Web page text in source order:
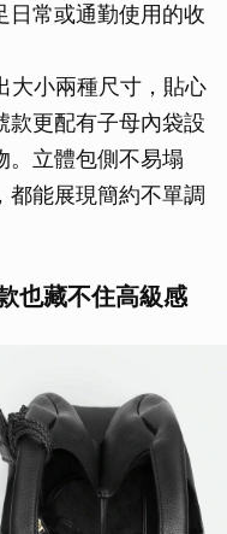
日常或通勤使用的收
大小兩種尺寸，貼心
款更配有子母內袋設
。立體包側不易塌
都能展現簡約不單調
也藏不住高級感